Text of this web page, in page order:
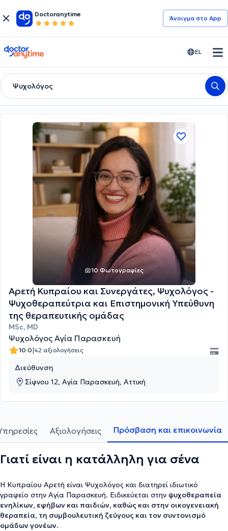
Doctoranytime
Άνοιγμα στο App
doctoranytime EL
Ψυχολόγος
10 Φωτογραφίες
Αρετή Κυπραίου και Συνεργάτες, Ψυχολόγος -
Ψυχοθεραπεύτρια και Επιστημονική Υπεύθυνη
της θεραπευτικής ομάδας
MSc, MD
Ψυχολόγος Αγία Παρασκευή
10.0|42 αξιολογήσεις
Διεύθυνση
Σίφνου 12, Αγία Παρασκευή, Αττική
Αξιολογήσεις Πρόσβαση και επικοινωνία
Γιατί είναι η κατάλληλη για σένα
Η Κυπραίου Αρετή είναι Ψυχολόγος και διατηρεί ιδιωτικό
γραφείο στην Αγία Παρασκευή. Ειδικεύεται στην ψυχοθεραπεία
ενηλίκων, εφήβων και παιδιών, καθώς και στην οικογενειακή
θεραπεία, τη συμβουλευτική ζεύγους και τον συντονισμό
ομάδων γονέων.